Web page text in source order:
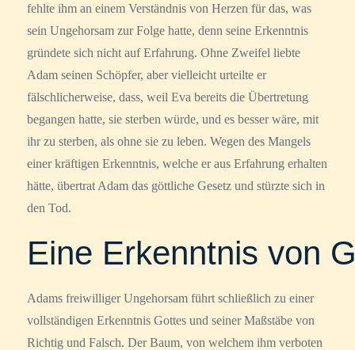
fehlte ihm an einem Verständnis von Herzen für das, was
sein Ungehorsam zur Folge hatte, denn seine Erkenntnis
gründete sich nicht auf Erfahrung. Ohne Zweifel liebte
Adam seinen Schöpfer, aber vielleicht urteilte er
fälschlicherweise, dass, weil Eva bereits die Übertretung
begangen hatte, sie sterben würde, und es besser wäre, mit
ihr zu sterben, als ohne sie zu leben. Wegen des Mangels
einer kräftigen Erkenntnis, welche er aus Erfahrung erhalten
hätte, übertrat Adam das göttliche Gesetz und stürzte sich in
den Tod.
Eine Erkenntnis von
Adams freiwilliger Ungehorsam führt schließlich zu einer
vollständigen Erkenntnis Gottes und seiner Maßstäbe von
Richtig und Falsch. Der Baum, von welchem ihm verboten